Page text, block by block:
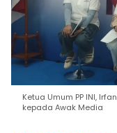
Ketua Umum PP INI,
kepada Awak Media